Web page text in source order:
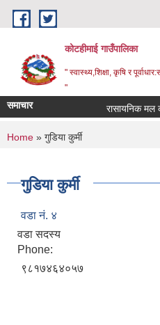
Skip to main content
कोटहीमाई गाउँपालिका
" स्वास्थ्य,शिक्षा, कृषि र
"
समाचार रासायनिक मल
You are here
Home » गुडिया कुर्मी
गुडिया कुर्मी
वडा नं. ४
वडा सदस्य
Phone:
९८१७४६४०५७